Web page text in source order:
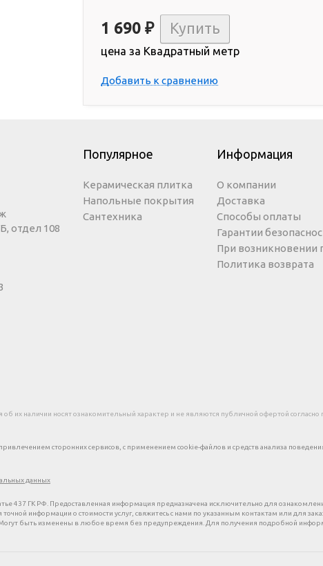
1 690 ₽
цена за Квадратный метр
Добавить к сравнению
отдел 108
Популярное
Керамическая плитка
Напольные покрытия
Сантехника
Информация
О компании
Доставка
Способы оплаты
Гарантии
При возникновении
Политика возврата
наличии носят ознакомительный характер и не являются публичной офертой согласно
сторонних сервисов, с применением cookie-файлов и средств анализа
данных
437 ГК РФ. Предоставленная информация предназначена исключительно для
информации о стоимости услуг, свяжитесь с нами по указанным контактам или для
быть изменены в любое время без предупреждения. Для получения подробной